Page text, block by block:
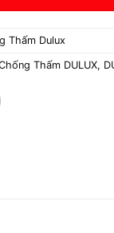
Thấm Dulux
Thấm DULUX,